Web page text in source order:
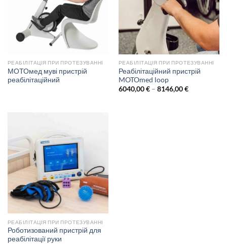
РЕАБІЛІТАЦІЯ ПРИ ПРОТЕЗУВАННІ
МОТОмед муві пристрій
реабілітаційний
РЕАБІЛІТАЦІЯ ПРИ ПРОТЕЗУВАННІ
Реабілітаційний пристрій
MOTOmed loop
6040,00€ – 8146,00€Price
РЕАБІЛІТАЦІЯ ПРИ ПРОТЕЗУВАННІ
Роботизований пристрій для
реабілітації руки